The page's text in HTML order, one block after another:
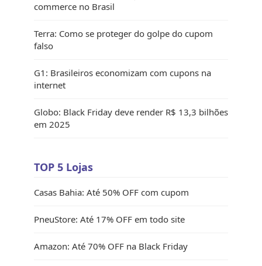
commerce no Brasil
Terra: Como se proteger do golpe do cupom
falso
G1: Brasileiros economizam com cupons na
internet
Globo: Black Friday deve render R$ 13,3 bilhões
em 2025
TOP 5 Lojas
Casas Bahia: Até 50% OFF com cupom
PneuStore: Até 17% OFF em todo site
Amazon: Até 70% OFF na Black Friday